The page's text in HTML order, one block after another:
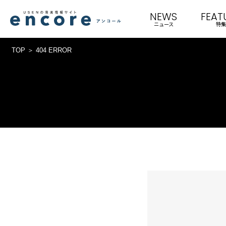
NEWS
ニュース 特集
TOP 404 ERROR